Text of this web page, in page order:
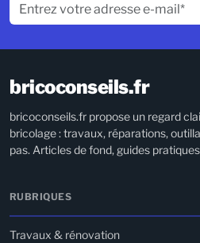
bricoconseils.fr
bricoconseils.fr propose un regard
bricolage : travaux, réparations,
pas. Articles de fond, guides
RUBRIQUES
Travaux & rénovation